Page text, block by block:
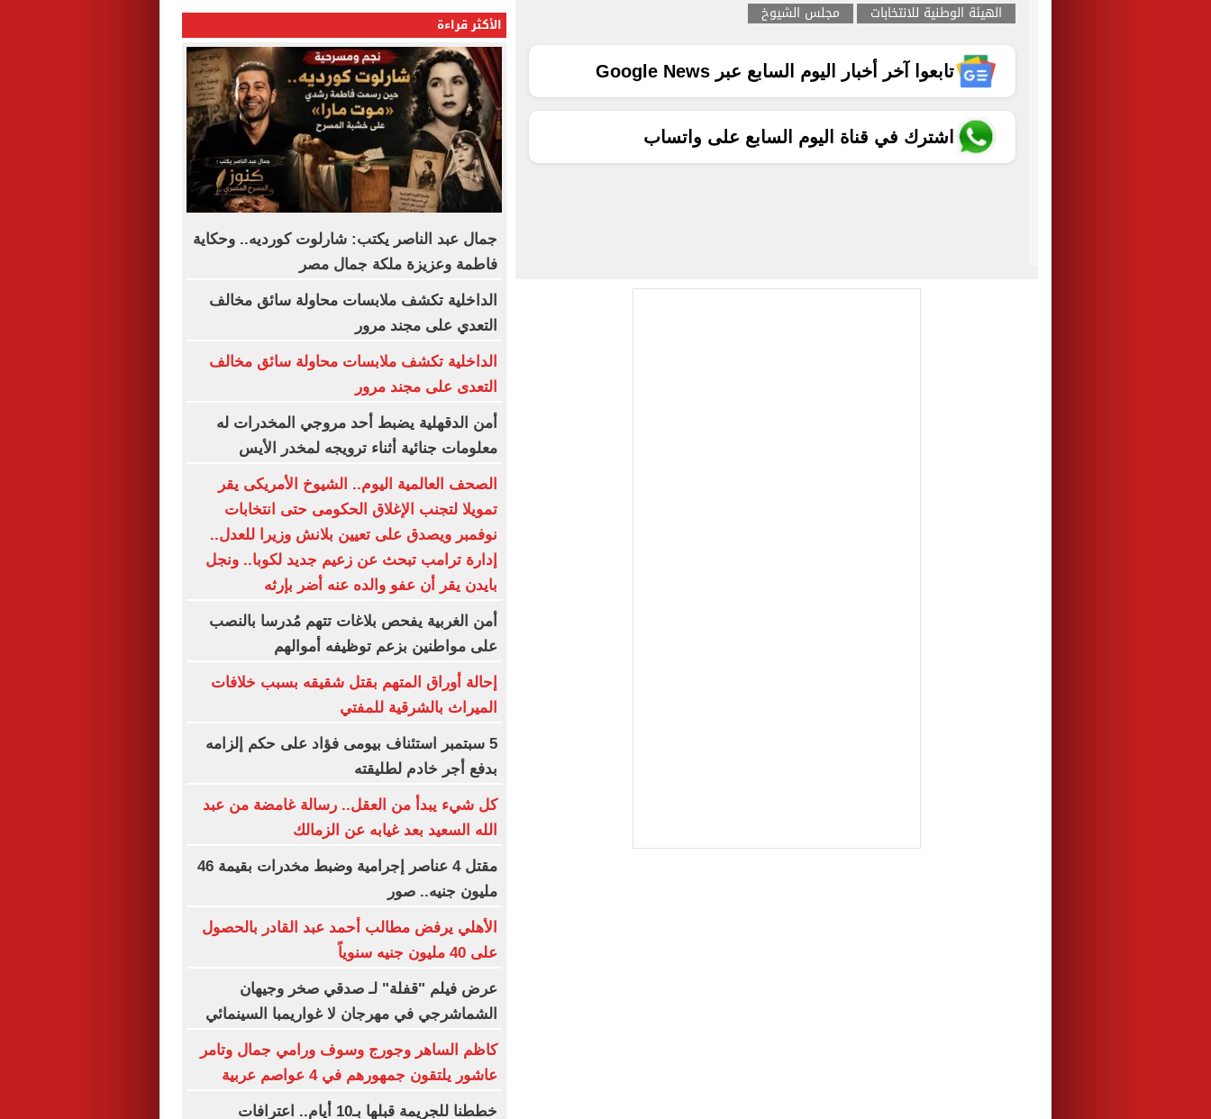
الهيئة الوطنية للانتخابات
مجلس الشيوخ
تابعوا آخر أخبار اليوم السابع عبر Google News
اشترك في قناة اليوم السابع على واتساب
الأكثر قراءة
جمال عبد الناصر يكتب: شارلوت كورديه.. وحكاية
فاطمة وعزيزة ملكة جمال مصر
الداخلية تكشف ملابسات محاولة سائق مخالف
التعدي على مجند مرور
الداخلية تكشف ملابسات محاولة سائق مخالف
التعدى على مجند مرور
أمن الدقهلية يضبط أحد مروجي المخدرات له
معلومات جنائية أثناء ترويجه لمخدر الأيس
الصحف العالمية اليوم.. الشيوخ الأمريكى يقر
تمويلا لتجنب الإغلاق الحكومى حتى انتخابات
نوفمبر ويصدق على تعيين بلانش وزيرا للعدل..
إدارة ترامب تبحث عن زعيم جديد لكوبا.. ونجل
بايدن يقر أن عفو والده عنه أضر بإرثه
أمن الغربية يفحص بلاغات تتهم مُدرسا بالنصب
على مواطنين بزعم توظيفه أموالهم
إحالة أوراق المتهم بقتل شقيقه بسبب خلافات
الميراث بالشرقية للمفتي
5 سبتمبر استئناف بيومى فؤاد على حكم إلزامه
بدفع أجر خادم لطليقته
كل شيء يبدأ من العقل.. رسالة غامضة من عبد
الله السعيد بعد غيابه عن الزمالك
مقتل 4 عناصر إجرامية وضبط مخدرات بقيمة 46
مليون جنيه.. صور
الأهلي يرفض مطالب أحمد عبد القادر بالحصول
على 40 مليون جنيه سنوياً
عرض فيلم "قفلة" لـ صدقي صخر وجيهان
الشماشرجي في مهرجان لا غواريمبا السينمائي
كاظم الساهر وجورج وسوف ورامي جمال وتامر
عاشور يلتقون جمهورهم في 4 عواصم عربية
خططنا للجريمة قبلها بـ10 أيام.. اعترافات